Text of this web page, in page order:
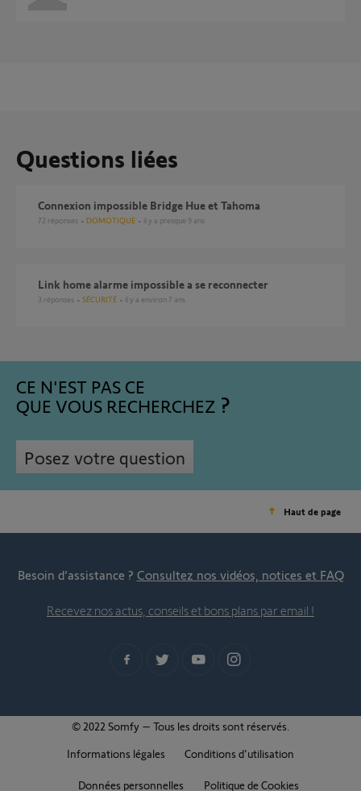
Questions liées
Connexion impossible Bridge Hue et Tahoma
72 réponses DOMOTIQUE il y a presque 9 ans
link home alarme impossible a se reconnecter
3 réponses SÉCURITÉ il y a environ 7 ans
CE N'EST PAS CE
QUE VOUS RECHERCHEZ
Posez votre question
Haut de page
Besoin d’assistance ? Consultez nos vidéos, notices et FAQ
Recevez nos actus, conseils et bons plans par email !
© 2022 Somfy – Tous les droits sont réservés.
Informations légales
Conditions d'utilisation
Données personnelles Politique de Cookies